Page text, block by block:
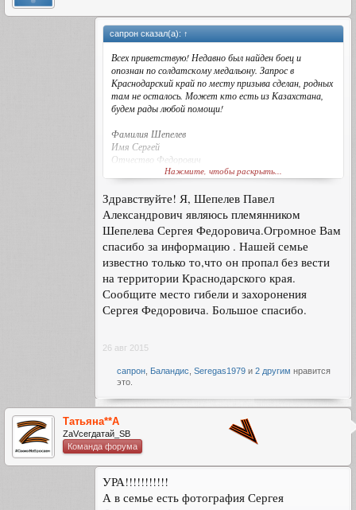
сапрон сказал(а): ↑
Всех приветствую! Недавно был найден боец и
опознан по солдатскому медальону. Запрос в
Краснодарский край по месту призыва сделан, родных
там не осталось. Может кто есть из Казахстана,
будем рады любой помощи!
Фамилия Шепелев
Имя Сергей
Отчество Федорович
Дата рождения __.__.1913
Казахская ССР, Западно-Казахстанская обл.,
Воинское звание рядовой
Причина выбытия пропал без вести
Дата выбытия __.08.1943
Название источника информации ЦАМО
Номер фонда источника информации 58
Номер описи источника информации 977522
Номер дела источника информации 322
Нажмите, чтобы раскрыть...
Здравствуйте! Я, Шепелев Павел
Александрович являюсь племянником
Шепелева Сергея Федоровича.Огромное Вам
спасибо за информацию . Нашей семье
известно только то,что он пропал без вести
на территории Краснодарского края.
Сообщите место гибели и захоронения
Сергея Федоровича. Большое спасибо.
26 авг 2015
сапрон, Баландис Seregas1979и 2 другим нравится
это.
Татьяна**А
ZаVсегдатай_SB
Команда форума
УРА!!!!!!!!!!!
А в семье есть фотография Сергея